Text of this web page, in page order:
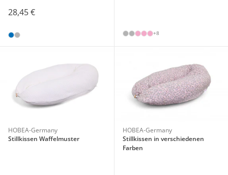
28,45 €
+8
HOBEA-Germany
Stillkissen Waffelmuster
HOBEA-Germany
Stillkissen in verschiedenen
Farben